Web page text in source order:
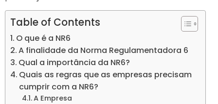
Table of Contents
O que é a NR6
A finalidade da Norma Regulamentadora 6
Qual a importância da NR6?
Quais as regras que as empresas precisam
cumprir com a NR6?
A Empresa